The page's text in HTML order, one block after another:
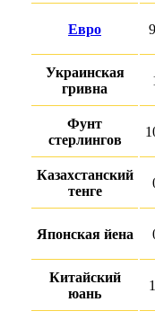
Евро
Украинская
гривна
Фунт
стерлингов
Казахстанский
тенге
Японская йена
Китайский
юань